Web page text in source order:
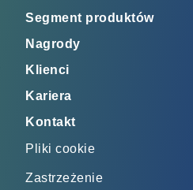
Segment produktów
Nagrody
Klienci
Kariera
Kontakt
Pliki cookie
Zastrzeżenie